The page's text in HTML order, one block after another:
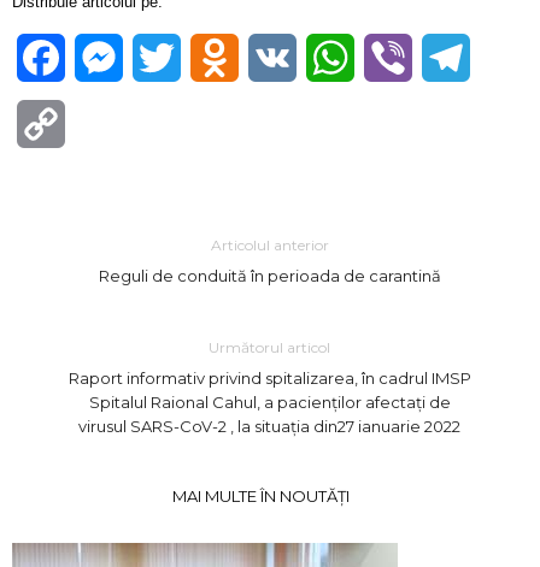
FacebookMessenger
Twitter Odnoklassniki
VK WhatsApp
Viber
Articolul anterior
Reguli de conduită în perioada de carantină
Următorul articol
Raport informativ privind spitalizarea, în cadrul IMSP
Spitalul Raional Cahul, a pacienților afectați de
virusul SARS-CoV-2 , la situația din27 ianuarie 2022
MAI MULTE ÎN NOUTĂȚI